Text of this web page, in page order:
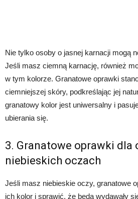
Nie tylko osoby o jasnej karnacji mogą
Jeśli masz ciemną karnację, również
w tym kolorze. Granatowe oprawki
ciemniejszej skóry, podkreślając jej
granatowy kolor jest uniwersalny i
ubierania się.
3. Granatowe oprawki dla
niebieskich oczach
Jeśli masz niebieskie oczy, granatowe
ich kolor i sprawić, że będą wydawały